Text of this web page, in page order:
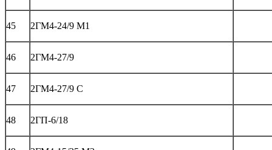
45 2ГМ4-24/9 М1
46 2ГМ4-27/9
47 2ГМ4-27/9 C
48 2ГП-6/18